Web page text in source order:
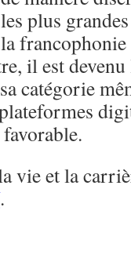
les plus
la
il est
catégorie
vie et la
.